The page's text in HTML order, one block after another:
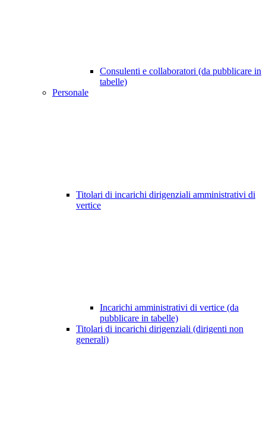
Consulenti e collaboratori (da pubblicare in
tabelle)
Personale
Titolari di incarichi dirigenziali amministrativi di
vertice
Incarichi amministrativi di vertice (da
pubblicare in tabelle)
Titolari di incarichi dirigenziali (dirigenti non
generali)